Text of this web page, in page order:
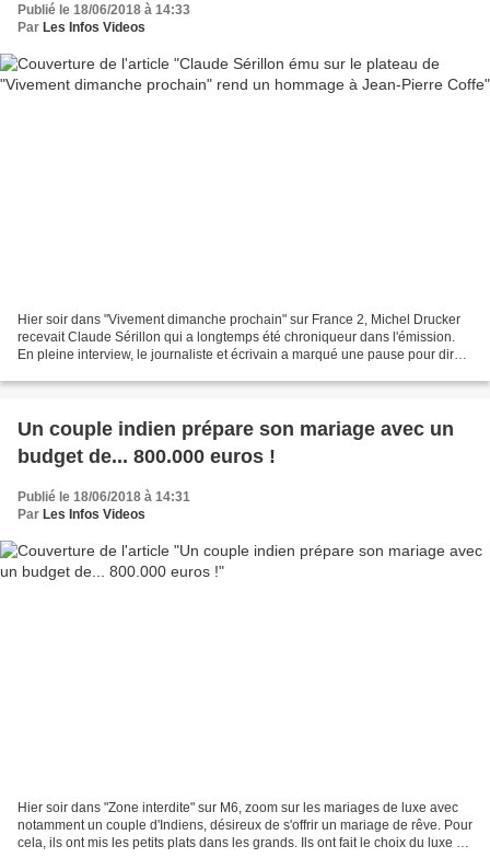
Publié le 18/06/2018 à 14:33
Par Les Infos Videos
Hier soir dans "Vivement dimanche prochain" sur France 2, Michel Drucker
recevait Claude Sérillon qui a longtemps été chroniqueur dans l'émission.
En pleine interview, le journaliste et écrivain a marqué une pause pour dire
Un couple indien prépare son mariage avec un
budget de... 800.000 euros !
Publié le 18/06/2018 à 14:31
Par Les Infos Videos
Hier soir dans "Zone interdite" sur M6, zoom sur les mariages de luxe avec
notamment un couple d'Indiens, désireux de s'offrir un mariage de rêve. Pour
cela, ils ont mis les petits plats dans les grands. Ils ont fait le choix du luxe à